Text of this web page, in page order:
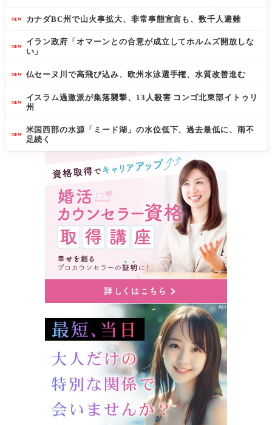
NEW カナダBC州で山火事拡大、非常事態宣言も、数千人避難
NEW
イラン政府「オマーンとの合意が成立してホルムズ開放しな
い」
NEW 仏セーヌ川で高飛び込み、欧州水泳選手権、水質改善進む
NEW
イスラム過激派が集落襲撃、13人殺害 コンゴ北東部イトゥリ
州
NEW
米国西部の水源「ミード湖」の水位低下、過去最低に、雨不
足続く